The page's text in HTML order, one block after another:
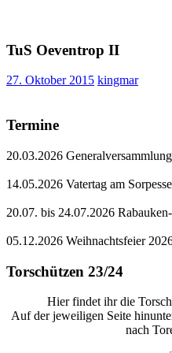
TuS Oeventrop II
27. Oktober 2015 kingmar
Termine
20.03.2026 Generalversammlung
14.05.2026 Vatertag am Sorpesse
20.07. bis 24.07.2026
05.12.2026 Weihnachtsfeier
Torschützen 23/24
Hier findet ihr die
Auf der jeweiligen Seite
nach